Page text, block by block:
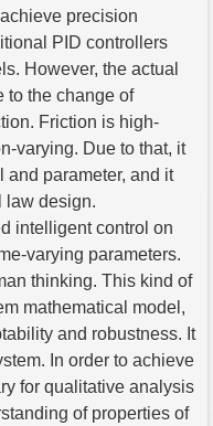
precision
PID controllers
However, the actual
to the change of
Friction is high-
varying. Due to that, it
and parameter, and it
law design.
intelligent control on
varying parameters.
thinking. This kind of
mathematical model,
and robustness. It
In order to achieve
for qualitative analysis
of properties of